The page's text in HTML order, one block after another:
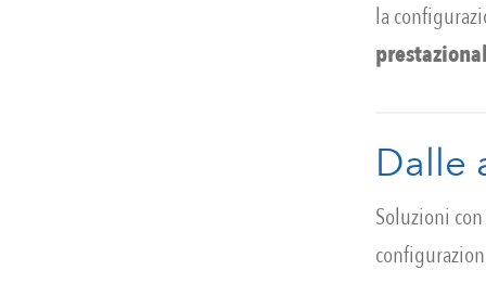
la
Dalle
Soluzioni